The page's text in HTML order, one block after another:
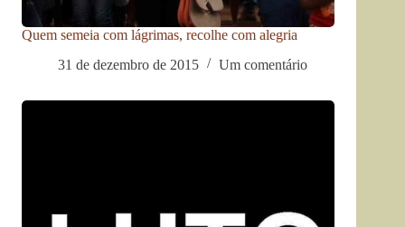
Quem semeia com lágrimas, recolhe com alegria
31 de dezembro de 2015
Um comentário